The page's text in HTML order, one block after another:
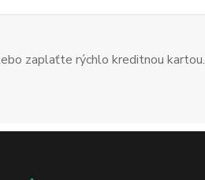
zaplaťte rýchlo kreditnou kartou.